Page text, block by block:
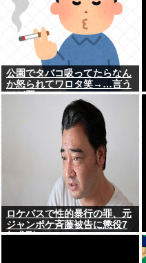
公園でタバコ吸ってたらなん
か怒られてワロタ笑→…言う
ほど悪いか？
ロケバスで性的暴行の罪、元
ジャンポケ斉藤被告に懲役7
年求刑⇒！